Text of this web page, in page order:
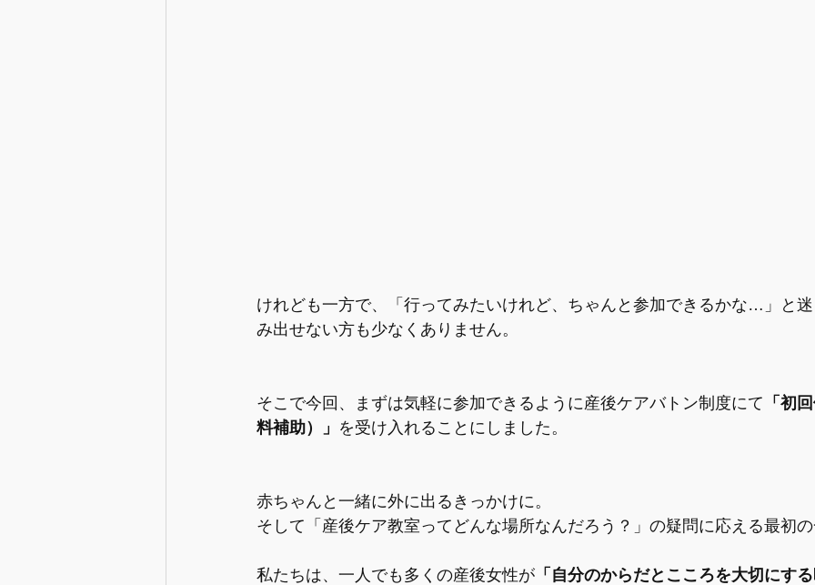
けれども一方で、「行ってみたいけれど、ちゃんと参加できるかな…」と
み出せない方も少なくありません。
そこで今回、まずは気軽に参加できるように産後ケアバトン制度にて 「初
料補助）」 を受け入れることにしました。
赤ちゃんと一緒に外に出るきっかけに。
そして「産後ケア教室ってどんな場所なんだろう？」の疑問に応える最初
私たちは、一人でも多くの産後女性が 「自分のからだとこころを大切にす